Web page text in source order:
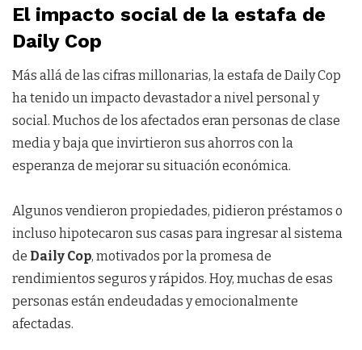
El impacto social de la estafa de
Daily Cop
Más allá de las cifras millonarias, la estafa de Daily Cop
ha tenido un impacto devastador a nivel personal y
social. Muchos de los afectados eran personas de clase
media y baja que invirtieron sus ahorros con la
esperanza de mejorar su situación económica.
Algunos vendieron propiedades, pidieron préstamos o
incluso hipotecaron sus casas para ingresar al sistema
de Daily Cop, motivados por la promesa de
rendimientos seguros y rápidos. Hoy, muchas de esas
personas están endeudadas y emocionalmente
afectadas.